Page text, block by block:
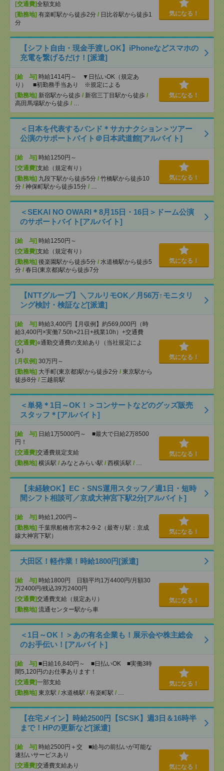
[交通費]全額支給
[勤務地] 有楽町駅から徒歩2分 / 日比谷駅から徒歩1
分
気になる！
【シフト自由・現金手渡しOK】iPhoneなどスマホの
充電を繋げるだけ！[派遣]
[給 与] 時給1414円～ ▼日払いOK（規定あ
り） ■初勤務手当あり ※規定による
[勤務地] 新宿駅から徒歩 / 新宿三丁目駅から徒歩 /
高田馬場駅から徒歩 / …
気になる！
＜日本を代表するバンド＊サカナクション＞ツアー
公演のサポートバイト＠日本武道館[アルバイト]
[給 与] 時給1250円～
[交通費]支給（規定有り）
[勤務地] 九段下駅から徒歩5分 / 竹橋駅から徒歩10
分 / 神保町駅から徒歩15分 / …
気になる！
＜SEKAI NO OWARI＊8月15日・16日＞ドーム公演
のサポートバイト[アルバイト]
[給 与] 時給1250円～
[交通費]支給（規定有り）
[勤務地] 後楽園駅から徒歩5分 / 水道橋駅から徒歩5
分 / 春日(東京都)駅から徒歩7分
気になる！
【NTTグループ】＼フルリモOK／月56万↑モニタリ
ング検討・検証など[派遣]
[給 与] 時給3,400円【月収例】約569,000円（時
給3,400円×実働7.50h×21日+残業10h）+交通費
[交通費]○通勤交通費の支給あり（当社規定によ
る）
[月収例] 30万円～
[勤務地] 大手町(東京都)駅から徒歩2分 / 東京駅から
徒歩8分 / 三越前駅
気になる！
＜単発＊1日～OK！＞コンサートなどのグッズ販売
スタッフ＊[アルバイト]
[給 与] 日給1万5000円～ ■最大で日給2万8500
円！
[交通費]交通費規定支給
[勤務地] 横浜駅 / みなとみらい駅 / 西横浜駅 / …
気になる！
【未経験OK】EC・SNS運用スタッフ／週1日・短時
間シフト相談可／京成大神宮下駅2分[アルバイト]
[給 与] 時給1,200円～
[勤務地] 千葉県船橋市宮本2-9-2（最寄り駅：京成
線大神宮下駅）
気になる！
大田区！軽作業！時給1800円[派遣]
[給 与] 時給1800円 日額平均1万4400円/月額30
万2400円/残込39万2400円
[交通費]交通費支給（規定あり）
[勤務地] 流通センター駅から車
気になる！
＜1日～OK！＞あの有名企業も！展示会や株主総会
のお手伝い！[アルバイト]
[給 与] ■日給16,840円～ ■日払いOK ■実働3時
間5,120円のお仕事あります！
[交通費]一部支給
[勤務地] 東京駅 / 水道橋駅 / 有楽町駅 / …
気になる！
【在宅メイン】時給2500円【SCSK】週3日＆16時半
まで！HPの更新など[派遣]
[給 与] 時給2500円＋交 ■給与の前払いが可能な
速払いサービスあり
[交通費]交通費支給あり
気になる！